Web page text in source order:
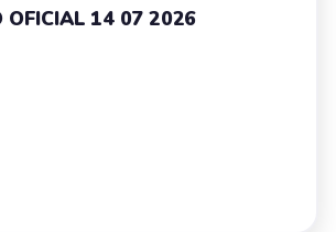
OFICIAL 14 07 2026